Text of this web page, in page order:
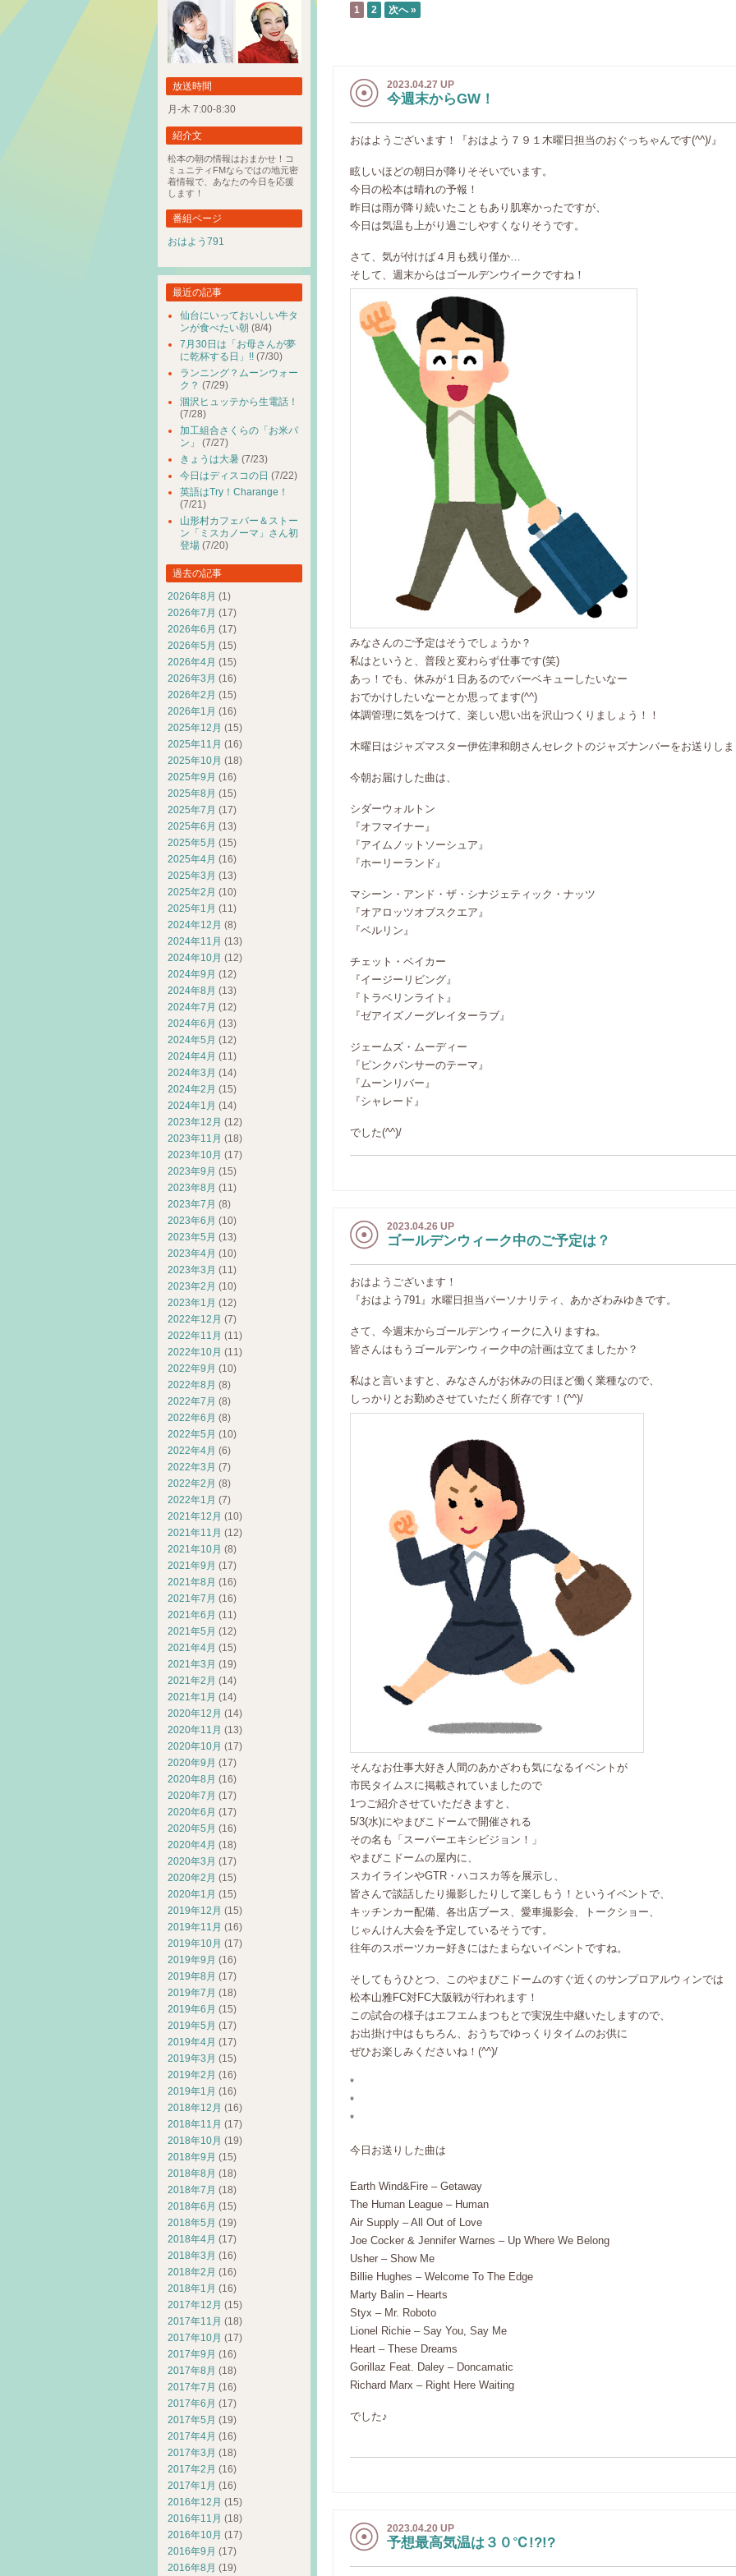
1 2 次へ »
2023.04.27 UP
今週末からGW！
おはようございます！『おはよう７９１木曜日担当のおぐっちゃんです(^^)/』
眩しいほどの朝日が降りそそいでいます。
今日の松本は晴れの予報！
昨日は雨が降り続いたこともあり肌寒かったですが、
今日は気温も上がり過ごしやすくなりそうです。
さて、気が付けば４月も残り僅か…
そして、週末からはゴールデンウイークですね！
みなさんのご予定はそうでしょうか？
私はというと、普段と変わらず仕事です(笑)
あっ！でも、休みが１日あるのでバーベキューしたいなー
おでかけしたいなーとか思ってます(^^)
体調管理に気をつけて、楽しい思い出を沢山つくりましょう！！
木曜日はジャズマスター伊佐津和朗さんセレクトのジャズナンバーをお送りし
今朝お届けした曲は、
シダーウォルトン
『オフマイナー』
『アイムノットソーシュア』
『ホーリーランド』
マシーン・アンド・ザ・シナジェティック・ナッツ
『オアロッツオブスクエア』
『ベルリン』
チェット・ベイカー
『イージーリビング』
『トラベリンライト』
『ゼアイズノーグレイターラブ』
ジェームズ・ムーディー
『ピンクパンサーのテーマ』
『ムーンリバー』
『シャレード』
でした(^^)/
2023.04.26 UP
ゴールデンウィーク中のご予定は？
おはようございます！
『おはよう791』水曜日担当パーソナリティ、あかざわみゆきです。
さて、今週末からゴールデンウィークに入りますね。
皆さんはもうゴールデンウィーク中の計画は立てましたか？
私はと言いますと、みなさんがお休みの日ほど働く業種なので、
しっかりとお勤めさせていただく所存です！(^^)/
そんなお仕事大好き人間のあかざわも気になるイベントが
市民タイムスに掲載されていましたので
1つご紹介させていただきますと、
5/3(水)にやまびこドームで開催される
その名も「スーパーエキシビジョン！」
やまびこドームの屋内に、
スカイラインやGTR・ハコスカ等を展示し、
皆さんで談話したり撮影したりして楽しもう！というイベントで、
キッチンカー配備、各出店ブース、愛車撮影会、トークショー、
じゃんけん大会を予定しているそうです。
往年のスポーツカー好きにはたまらないイベントですね。
そしてもうひとつ、このやまびこドームのすぐ近くのサンプロアルウィンでは
松本山雅FC対FC大阪戦が行われます！
この試合の様子はエフエムまつもとで実況生中継いたしますので、
お出掛け中はもちろん、おうちでゆっくりタイムのお供に
ぜひお楽しみくださいね！(^^)/
*
*
*
今日お送りした曲は
Earth Wind&Fire – Getaway
The Human League – Human
Air Supply – All Out of Love
Joe Cocker & Jennifer Warnes – Up Where We Belong
Usher – Show Me
Billie Hughes – Welcome To The Edge
Marty Balin – Hearts
Styx – Mr. Roboto
Lionel Richie – Say You, Say Me
Heart – These Dreams
Gorillaz Feat. Daley – Doncamatic
Richard Marx – Right Here Waiting
でした♪
2023.04.20 UP
予想最高気温は３０℃!?!?
放送時間
月-木 7:00-8:30
紹介文
松本の朝の情報はおまかせ！コ
ミュニティFMならではの地元密
着情報で、あなたの今日を応援
します！
番組ページ
おはよう791
最近の記事
仙台にいっておいしい牛タ
ンが食べたい朝 (8/4)
7月30日は「お母さんが夢
に乾杯する日」!! (7/30)
ランニング？ムーンウォー
ク？ (7/29)
涸沢ヒュッテから生電話！
(7/28)
加工組合さくらの「お米パ
ン」
(7/27)
きょうは大暑 (7/23)
今日はディスコの日 (7/22)
英語はTry！Charange！
(7/21)
山形村カフェバー＆ストー
ン「ミスカノーマ」さん初
登場 (7/20)
過去の記事
2026年8月 (1)
2026年7月 (17)
2026年6月 (17)
2026年5月 (15)
2026年4月 (15)
2026年3月 (16)
2026年2月 (15)
2026年1月 (16)
2025年12月 (15)
2025年11月 (16)
2025年10月 (18)
2025年9月 (16)
2025年8月 (15)
2025年7月 (17)
2025年6月 (13)
2025年5月 (15)
2025年4月 (16)
2025年3月 (13)
2025年2月 (10)
2025年1月 (11)
2024年12月 (8)
2024年11月 (13)
2024年10月 (12)
2024年9月 (12)
2024年8月 (13)
2024年7月 (12)
2024年6月 (13)
2024年5月 (12)
2024年4月 (11)
2024年3月 (14)
2024年2月 (15)
2024年1月 (14)
2023年12月 (12)
2023年11月 (18)
2023年10月 (17)
2023年9月 (15)
2023年8月 (11)
2023年7月 (8)
2023年6月 (10)
2023年5月 (13)
2023年4月 (10)
2023年3月 (11)
2023年2月 (10)
2023年1月 (12)
2022年12月 (7)
2022年11月 (11)
2022年10月 (11)
2022年9月 (10)
2022年8月 (8)
2022年7月 (8)
2022年6月 (8)
2022年5月 (10)
2022年4月 (6)
2022年3月 (7)
2022年2月 (8)
2022年1月 (7)
2021年12月 (10)
2021年11月 (12)
2021年10月 (8)
2021年9月 (17)
2021年8月 (16)
2021年7月 (16)
2021年6月 (11)
2021年5月 (12)
2021年4月 (15)
2021年3月 (19)
2021年2月 (14)
2021年1月 (14)
2020年12月 (14)
2020年11月 (13)
2020年10月 (17)
2020年9月 (17)
2020年8月 (16)
2020年7月 (17)
2020年6月 (17)
2020年5月 (16)
2020年4月 (18)
2020年3月 (17)
2020年2月 (15)
2020年1月 (15)
2019年12月 (15)
2019年11月 (16)
2019年10月 (17)
2019年9月 (16)
2019年8月 (17)
2019年7月 (18)
2019年6月 (15)
2019年5月 (17)
2019年4月 (17)
2019年3月 (15)
2019年2月 (16)
2019年1月 (16)
2018年12月 (16)
2018年11月 (17)
2018年10月 (19)
2018年9月 (15)
2018年8月 (18)
2018年7月 (18)
2018年6月 (15)
2018年5月 (19)
2018年4月 (17)
2018年3月 (16)
2018年2月 (16)
2018年1月 (16)
2017年12月 (15)
2017年11月 (18)
2017年10月 (17)
2017年9月 (16)
2017年8月 (18)
2017年7月 (16)
2017年6月 (17)
2017年5月 (19)
2017年4月 (16)
2017年3月 (18)
2017年2月 (16)
2017年1月 (16)
2016年12月 (15)
2016年11月 (18)
2016年10月 (17)
2016年9月 (17)
2016年8月 (19)